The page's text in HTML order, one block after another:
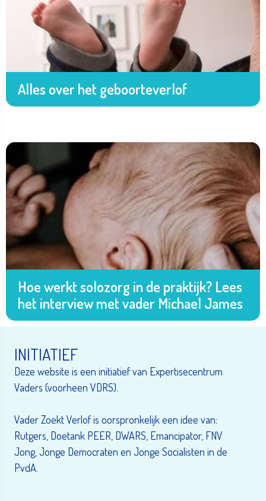
Alles over het geboorteverlof
Hoe werkt solozorg in de praktijk? Lees
het interview met vader Michael James
INITIATIEF
Deze website is een initiatief van Expertisecentrum
Vaders (voorheen VDRS).
Vader Zoekt Verlof is oorspronkelijk een idee van:
Rutgers, Doetank PEER, DWARS, Emancipator, FNV
Jong, Jonge Democraten en Jonge Socialisten in de
PvdA.